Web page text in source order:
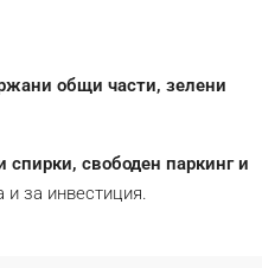
общи части, зелени
спирки, свободен паркинг и
и за инвестиция.